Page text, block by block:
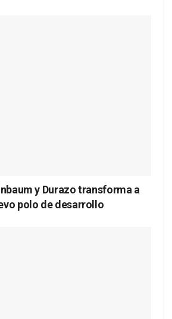
y Durazo transforma a
polo de desarrollo